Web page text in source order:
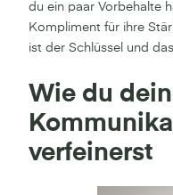
du ein paar Vorbehalte
Kompliment für ihre
ist der Schlüssel und
Wie du
verfeinerst